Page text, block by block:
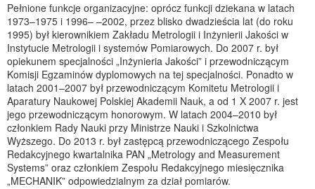
Pełnione funkcje organizacyjne: oprócz funkcji dziekana w latach
1973–1975 i 1996– –2002, przez blisko dwadzieścia lat (do roku
1995) był kierownikiem Zakładu Metrologii i Inżynierii Jakości w
Instytucie Metrologii i systemów Pomiarowych. Do 2007 r. był
opiekunem specjalności „Inżynieria Jakości” i przewodniczącym
Komisji Egzaminów dyplomowych na tej specjalności. Ponadto w
latach 2001–2007 był przewodniczącym Komitetu Metrologii i
Aparatury Naukowej Polskiej Akademii Nauk, a od 1 X 2007 r. jest
jego przewodniczącym honorowym. W latach 2004–2010 był
członkiem Rady Nauki przy Ministrze Nauki i Szkolnictwa
Wyższego. Do 2013 r. był zastępcą przewodniczącego Zespołu
Redakcyjnego kwartalnika PAN „Metrology and Measurement
Systems” oraz członkiem Zespołu Redakcyjnego miesięcznika
„MECHANIK” odpowiedzialnym za dział pomiarów.